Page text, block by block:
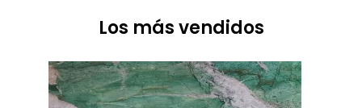
Los más vendidos